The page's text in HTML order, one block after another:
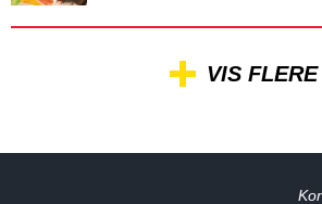
VIS FLERE